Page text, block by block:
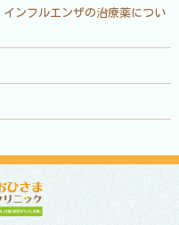
ンフルエンザの治療薬につい